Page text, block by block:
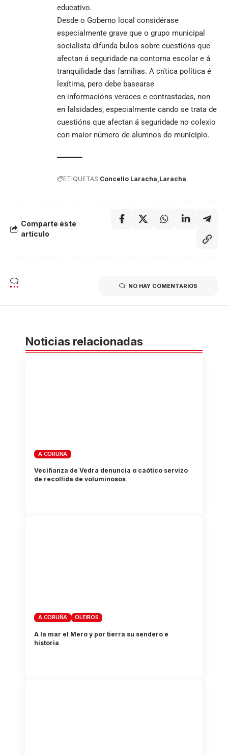
educativo.
Desde o Goberno local considérase
especialmente grave que o grupo municipal
socialista difunda bulos sobre cuestións que
afectan á seguridade na contorna escolar e á
tranquilidade das familias. A crítica política é
lexítima, pero debe basearse
en informacións veraces e contrastadas, non
en falsidades, especialmente cando se trata de
cuestións que afectan á seguridade no colexio
con maior número de alumnos do municipio.
ETIQUETAS Concello Laracha Laracha
Comparte éste
artículo
NO HAY COMENTARIOS
Noticias relacionadas
A CORUÑA
Veciñanza de Vedra denuncia o caótico servizo
de recollida de voluminosos
A CORUÑA OLEIROS
A la mar el Mero y por tierra su sendero e
historia